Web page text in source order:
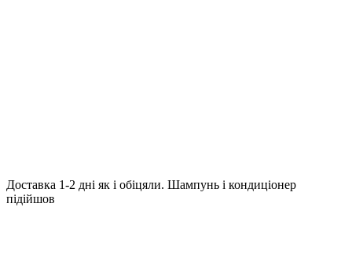
Доставка 1-2 дні як і обіцяли. Шампунь і кондиціонер
підійшов